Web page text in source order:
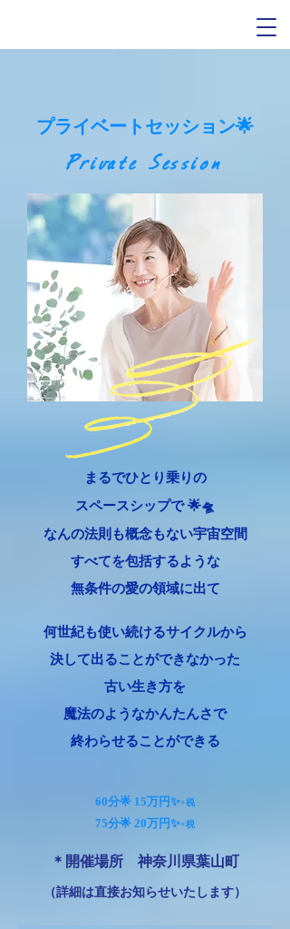
プライベートセッション🌟
Private Session
まるでひとり乗りの
スペースシップで 🌟🛸
なんの法則も概念もない宇宙空間
すべてを包括するような
無条件の愛の領域に出て
何世紀も使い続けるサイクルから
決して出ることができなかった
古い生き方を
魔法のようなかんたんさで
​終わらせることができる
60分🌟 15万円✨+税
75分🌟 20万円✨+税
＊開催場所 神奈川県葉山町
（詳細は直接お知らせいたします）